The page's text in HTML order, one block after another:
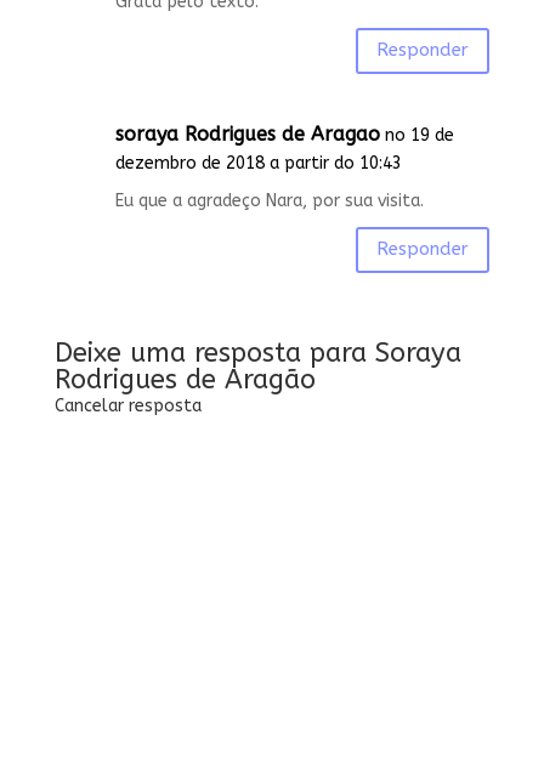
Responder
soraya Rodrigues de Aragao no 19 de
dezembro de 2018 a partir do 10:43
Eu que a agradeço Nara, por sua visita.
Responder
Deixe uma resposta para Soraya
Rodrigues de Aragão
Cancelar resposta